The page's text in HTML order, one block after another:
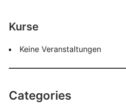
Kurse
Keine Veranstaltungen
Categories